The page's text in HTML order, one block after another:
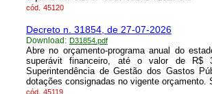
cód. 45120
Decreto n. 31854, de 27-07-2026
Download: D31854.pdf
Abre no orçamento-programa anual do
superávit financeiro, até o valor de R$
Superintendência de Gestão dos Gastos
dotações consignadas no vigente orçamento.
cód. 45119